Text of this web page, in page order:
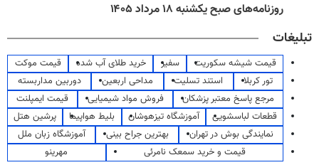
روزنامه‌های صبح یکشنبه ۱۸ مرداد ۱۴۰۵
تبلیغات
قیمت شیشه سکوریت سفیر خرید طلای آب شده
قیمت موکت
تور کربلا
استند تسلیت مداحی اربعین
دوربین مداربسته
مرجع پاسخ معتبر پزشکان
فروش مواد شیمیایی
قیمت ایمپلنت
قطعات لباسشویی
آموزشگاه تیزهوشان بلیط هواپیما
پرشین هتل
نمایندگی بوش در تهران
بهترین جراح بینی
آموزشگاه زبان ملل
قیمت و خرید سمعک نامرئی
مهرینو